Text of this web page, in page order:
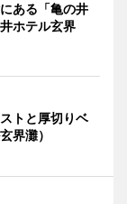
ある「亀の井
ホテル玄界
トと厚切りベ
界灘）